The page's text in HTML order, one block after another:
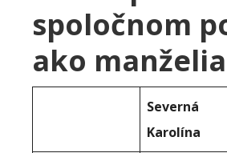
spoločnom
ako manželia
Severná
Karolína